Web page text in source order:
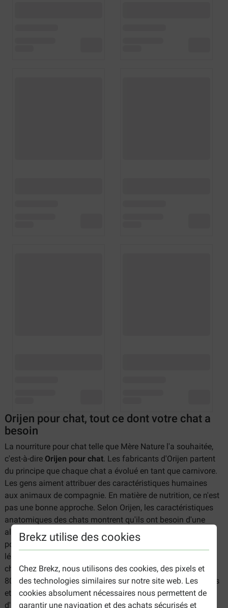
Brekz utilise des cookies
Chez Brekz, nous utilisons des cookies, des pixels et
des technologies similaires sur notre site web. Les
cookies absolument nécessaires nous permettent de
garantir une navigation et des achats sécurisés et
Orijen pour chat, tout ce dont votre chat a
besoin
La nourriture pour chat telle que Mère Nature l'a souhaitée,
c'est-à-dire Orijen pour chat. Les fabricants d'Orijen partent
du principe que chaque chat a évolué en tant que carnivore.
Les gens aiment attribuer des caractéristiques humaines
aux animaux de compagnie. En matière de nutrition, ce n'est
pas une bonne approche. Selon Orijen, les caractéristiques
anatomiques des chats montrent qu'ils ont besoin d'une
alimentation composée exclusivement de viande et de
poisson frais, complétée par de petites quantités de
légumes, de fruits et d'herbes. Les croquettes Orijen pour
chat sont donc préparées avec des ingrédients composés à
80 % de viande et de poisson et à 20 % de légumes, de fruits
et d'herbes. De plus, Orijen se compose de 60 à 65 %
d'ingrédients frais. Cette marque évite l'utilisation de